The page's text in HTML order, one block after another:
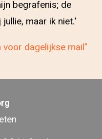
begrafenis; de
maar ik niet.’
dagelijkse mail"